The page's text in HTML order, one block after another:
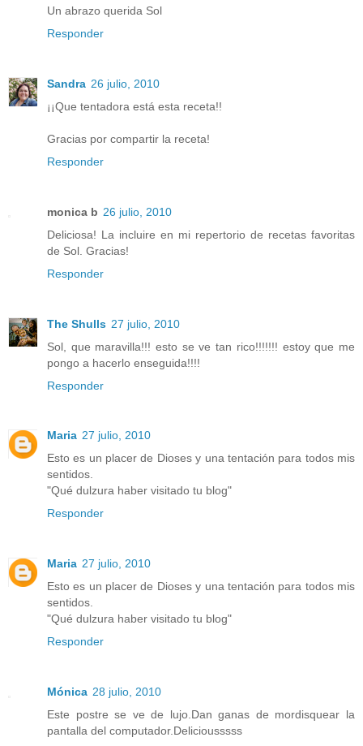
Un abrazo querida Sol
Responder
Sandra 26 julio, 2010
¡¡Que tentadora está esta receta!!
Gracias por compartir la receta!
Responder
monica b 26 julio, 2010
Deliciosa! La incluire en mi repertorio de recetas favoritas
de Sol. Gracias!
Responder
The Shulls 27 julio, 2010
Sol, que maravilla!!! esto se ve tan rico!!!!!!! estoy que me
pongo a hacerlo enseguida!!!!
Responder
Maria 27 julio, 2010
Esto es un placer de Dioses y una tentación para todos mis
sentidos.
"Qué dulzura haber visitado tu blog"
Responder
Maria 27 julio, 2010
Esto es un placer de Dioses y una tentación para todos mis
sentidos.
"Qué dulzura haber visitado tu blog"
Responder
Mónica 28 julio, 2010
Este postre se ve de lujo.Dan ganas de mordisquear la
pantalla del computador.Deliciousssss